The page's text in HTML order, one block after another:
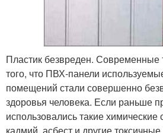
Пластик безвреден. Современные
того, что ПВХ-панели
помещений стали совершенно
здоровья человека. Если раньше
использовались такие химические